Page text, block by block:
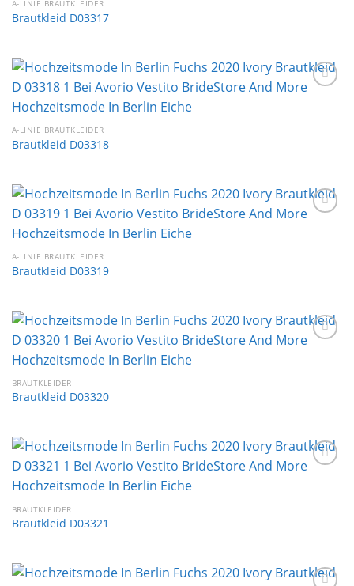
A-LINIE BRAUTKLEIDER
Brautkleid D03317
A-LINIE BRAUTKLEIDER
Brautkleid D03318
A-LINIE BRAUTKLEIDER
Brautkleid D03319
BRAUTKLEIDER
Brautkleid D03320
BRAUTKLEIDER
Brautkleid D03321